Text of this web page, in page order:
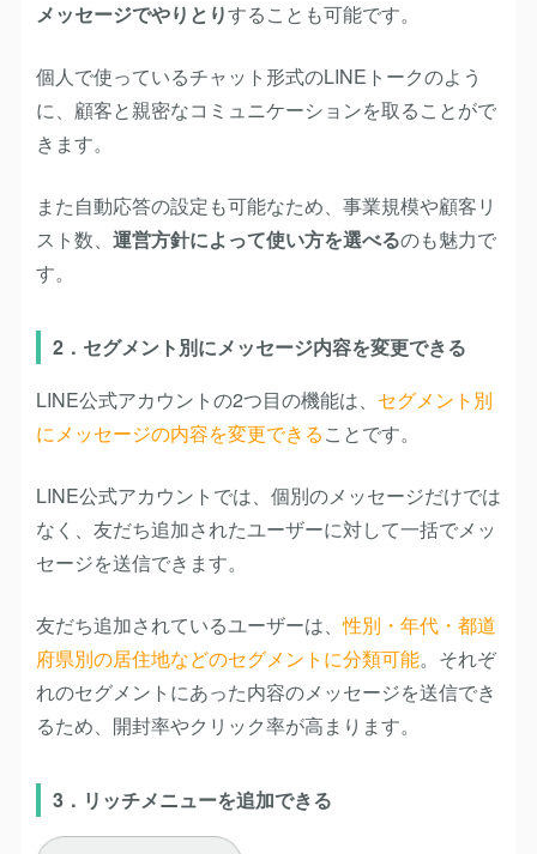
メッセージでやりとりすることも可能です。
個人で使っているチャット形式のLINEトークのよう
に、顧客と親密なコミュニケーションを取ることがで
きます。
また自動応答の設定も可能なため、事業規模や顧客リ
スト数、 運営方針によって使い方を選べるのも魅力で
す。
2．セグメント別にメッセージ内容を変更できる
LINE公式アカウントの2つ目の機能は、 セグメント別
にメッセージの内容を変更できることです。
LINE公式アカウントでは、個別のメッセージだけでは
なく、友だち追加されたユーザーに対して一括でメッ
セージを送信できます。
友だち追加されているユーザーは、性別・年代・都道
府県別の居住地などのセグメントに分類可能。それぞ
れのセグメントにあった内容のメッセージを送信でき
るため、開封率やクリック率が高まります。
3．リッチメニューを追加できる